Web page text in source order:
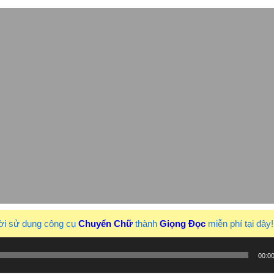
sử dụng công cụ Chuyển Chữ thành Giọng Đọc miễn phí tại đây!
00:00